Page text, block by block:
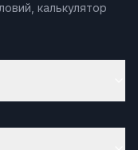
калькулятор